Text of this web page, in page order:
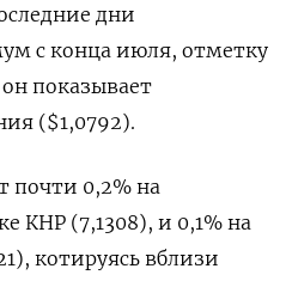
дни
с конца июля, отметку
он показывает
($1,0792).
почти 0,2% на
КНР (7,1308), и 0,1% на
котируясь вблизи